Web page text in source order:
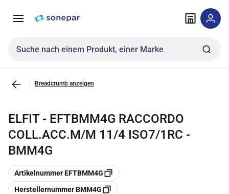
NavigationInhalt
Sucheingabe
Breadcrumb anzeigen
ELFIT - EFTBMM4G RACCORDO
COLL.ACC.M/M 11/4 ISO7/1RC -
BMM4G
Kopieren
Artikelnummer EFTBMM4G
Kopieren
Herstellernummer BMM4G